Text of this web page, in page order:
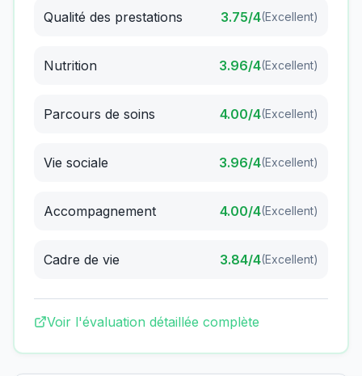
Qualité des prestations 3.75/4(Excellent)
Nutrition 3.96/4(Excellent)
Parcours de soins 4.00/4(Excellent)
Vie sociale 3.96/4(Excellent)
Accompagnement 4.00/4(Excellent)
Cadre de vie 3.84/4(Excellent)
Voir l'évaluation détaillée complète